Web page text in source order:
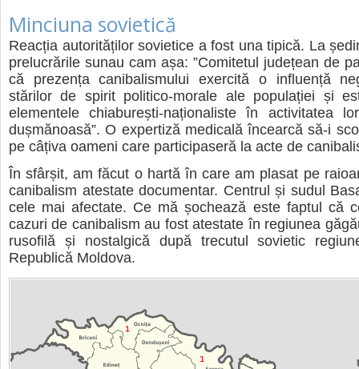
Minciuna sovietică
Reacția autorităților sovietice a fost una tipică. La
prelucrările sunau cam așa: ”Comitetul județean de
că prezența canibalismului exercită o influență
stărilor de spirit politico-morale ale populației și
elementele chiaburești-naționaliste în activitatea
dușmănoasă”. O expertiză medicală încearcă să-i
pe câțiva oameni care participaseră la acte de
În sfârșit, am făcut o hartă în care am plasat pe
canibalism atestate documentar. Centrul și sudul
cele mai afectate. Ce mă șochează este faptul că
cazuri de canibalism au fost atestate în regiunea
rusofilă și nostalgică după trecutul sovietic
Republică Moldova.